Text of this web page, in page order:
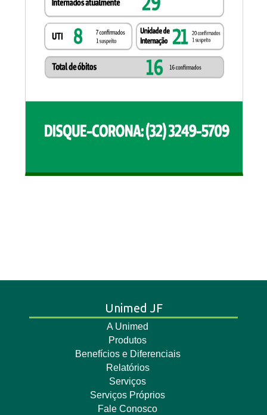
Unimed JF
A Unimed
Produtos
Benefícios e Diferenciais
Relatórios
Serviços
Serviços Próprios
Fale Conosco